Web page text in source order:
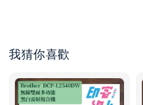
我猜你喜歡